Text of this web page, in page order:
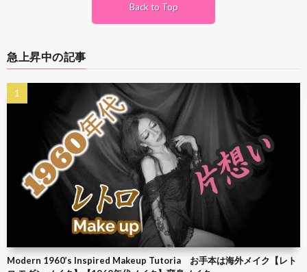
Back to Top
急上昇中の記事
Modern 1960’s Inspired Makeup Tutoria お手本は海外メイク【レト